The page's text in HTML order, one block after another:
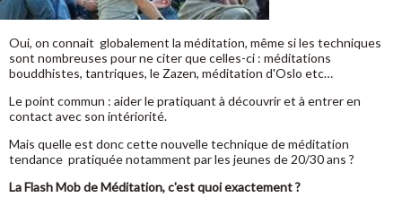
Oui, on connait globalement la méditation, même si les techniques
sont nombreuses pour ne citer que celles-ci : méditations
bouddhistes, tantriques, le Zazen, méditation d'Oslo etc…
Le point commun : aider le pratiquant à découvrir et à entrer en
contact avec son intériorité.
Mais quelle est donc cette nouvelle technique de méditation
tendance pratiquée notamment par les jeunes de 20/30 ans ?
La Flash Mob de Méditation, c'est quoi exactement ?